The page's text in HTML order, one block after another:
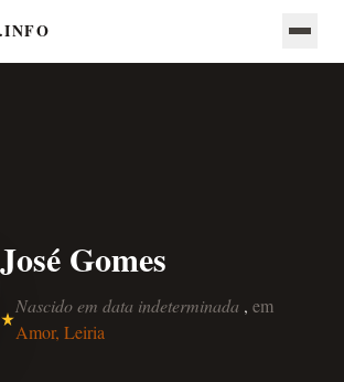
José Gomes
Nascido em data indeterminada , em
Amor, Leiria